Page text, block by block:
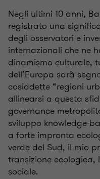
Negli ultimi 10 anni,
registrato una
degli osservatori e
internazionali che ne
dinamismo culturale,
dell’Europa sarà
cosiddette “regioni
allinearsi a questa
governance
sviluppo knowledge-
a forte impronta
verde del Sud, il mio
transizione ecologica,
sociale.